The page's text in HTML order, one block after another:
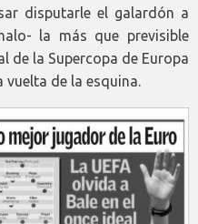
disputarle el galardón a
la más que previsible
de la Supercopa de Europa
vuelta de la esquina.